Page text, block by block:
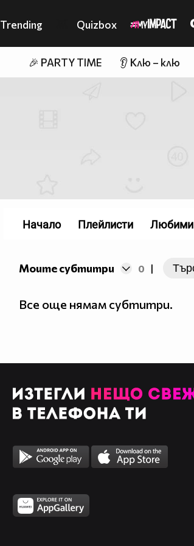
Trending Quizbox
🎉 PARTY TIME 👂 Клю – клю
Моите субтитри 0 |
Все още нямам субтитри.
Начало Плейлисти Любими